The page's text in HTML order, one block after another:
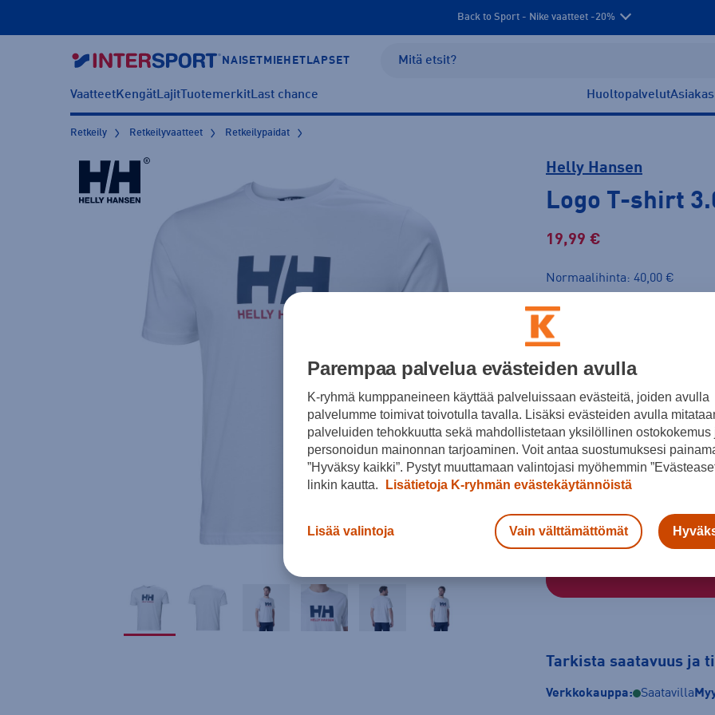
Back to Sport - Nike vaatteet -20%
NAISET MIEHET LAPSET
VaatteetKengätLajitTuotemerkitLast chance Huoltopalvelut
Retkeily Retkeilyvaatteet Retkeilypaidat
Helly Hansen
Logo T-shirt
19,99 €
Normaalihinta: 40,00 €
Väri
Valkoinen
Koko
S M L
Tarkista saatavuus ja
Verkkokauppa: Saatavilla
Parempaa palvelua evästeiden avulla
K-ryhmä kumppaneineen käyttää palveluissaan evästeitä, joiden avulla
palvelumme toimivat toivotulla tavalla. Lisäksi evästeiden avulla
palveluiden tehokkuutta sekä mahdollistetaan yksilöllinen ostokokemus
personoidun mainonnan tarjoaminen. Voit antaa suostumuksesi
”Hyväksy kaikki”. Pystyt muuttamaan valintojasi myöhemmin
linkin kautta.
Lisätietoja K-ryhmän evästekäytännöistä
Lisää valintoja Vain välttämättömät